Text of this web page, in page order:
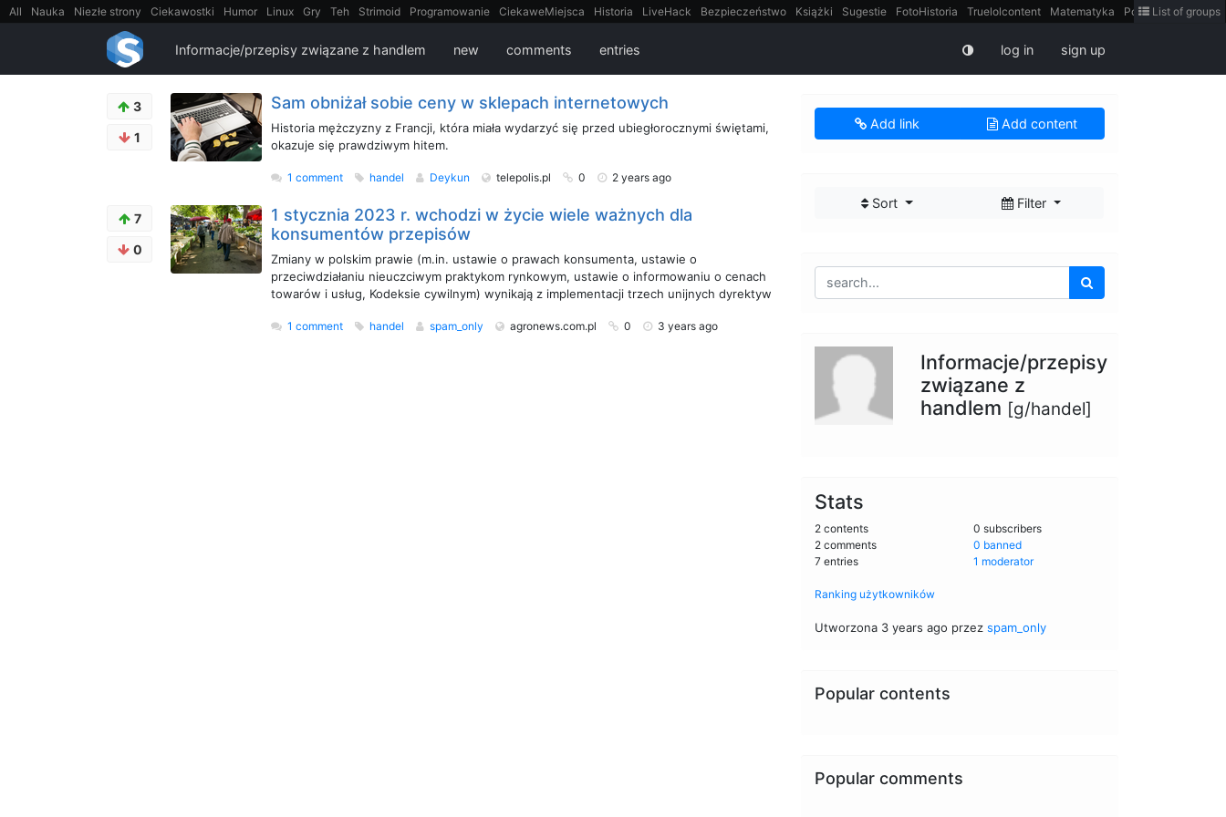
All Nauka Niezłe strony Ciekawostki Humor Linux Gry Teh Strimoid Programowanie CiekaweMiejsca Historia LiveHack Bezpieczeństwo Książki Sugestie FotoHistoria Truelolcontent Matematyka Polska
intern
FilmyDokumentalne
List of groups
Informacje/przepisy związane z handlem new comments entries log in sign up
3
1
Sam obniżał sobie ceny w sklepach internetowych
Historia mężczyzny z Francji, która miała wydarzyć się przed ubiegłorocznymi świętami,
okazuje się prawdziwym hitem.
1 comment handel Deykun telepolis.pl 0 2 years ago
7
0
1 stycznia 2023 r. wchodzi w życie wiele ważnych dla
konsumentów przepisów
Zmiany w polskim prawie (m.in. ustawie o prawach konsumenta, ustawie o
przeciwdziałaniu nieuczciwym praktykom rynkowym, ustawie o informowaniu o cenach
towarów i usług, Kodeksie cywilnym) wynikają z implementacji trzech unijnych dyrektyw
1 comment handel spam_only agronews.com.pl 0 3 years ago
Add link Add content
Sort Filter
Informacje/przepisy
związane z
handlem [g/handel]
Stats
2 contents
2 comments
7 entries
0 subscribers
0 banned
1 moderator
Ranking użytkowników
Utworzona 3 years ago przez spam_only
Popular contents
Popular comments